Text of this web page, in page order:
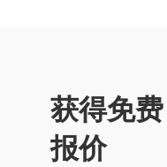
获得免费
报价